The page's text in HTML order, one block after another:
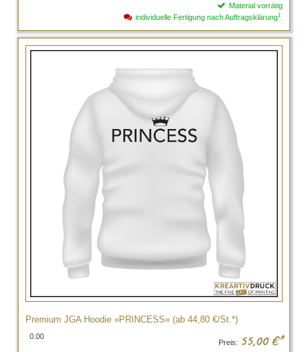
Material vorrätig
individuelle Fertigung nach Auftragsklärung1
Premium JGA Hoodie »PRINCESS« (ab 44,80 €/St.*)
0.00
Preis: 55,00 €*